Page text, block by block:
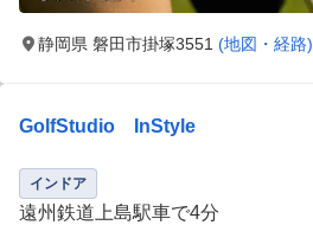
静岡県 磐田市掛塚3551 (地図・経路)
GolfStudio InStyle
インドア
遠州鉄道上島駅車で4分